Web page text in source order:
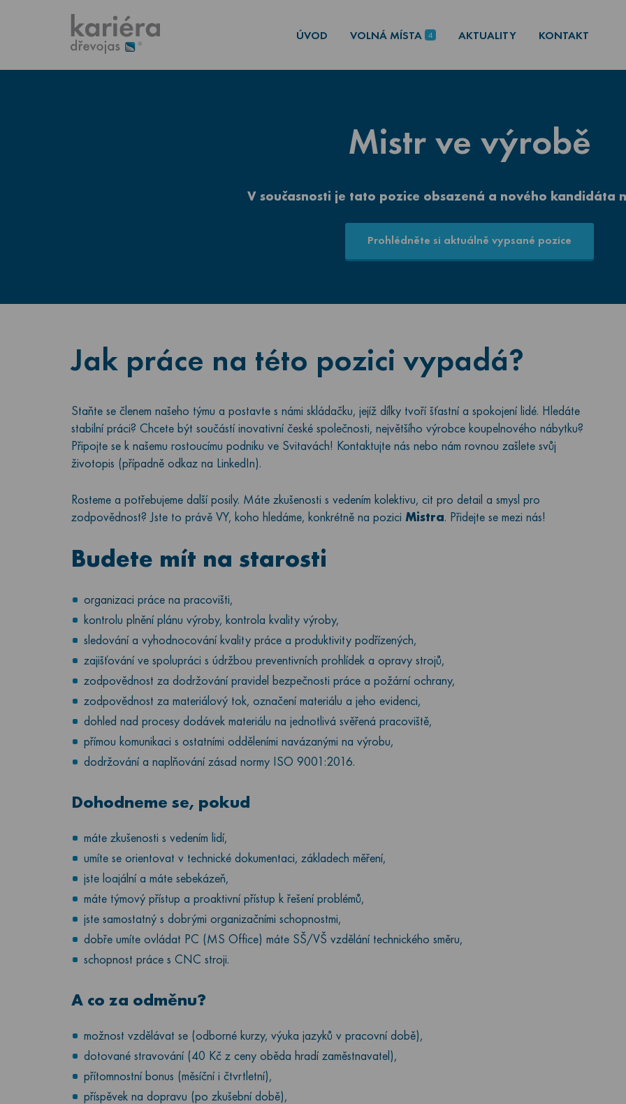
ÚVOD VOLNÁ MÍSTA 4 AKTUALITY KONTAKT
Mistr ve výrobě
V současnosti je tato pozice obsazená a nového kandidáta
Prohlédněte si aktuálně vypsané pozice
Jak práce na této pozici vypadá?
Staňte se členem našeho týmu a postavte s námi skládačku, jejíž dílky tvoří šťastní a spokojení lidé. Hledáte
stabilní práci? Chcete být součástí inovativní české společnosti, největšího výrobce koupelnového nábytku?
Připojte se k našemu rostoucímu podniku ve Svitavách! Kontaktujte nás nebo nám rovnou zašlete svůj
životopis (případně odkaz na LinkedIn).
Rosteme a potřebujeme další posily. Máte zkušenosti s vedením kolektivu, cit pro detail a smysl pro
zodpovědnost? Jste to právě VY, koho hledáme, konkrétně na pozici Mistra. Přidejte se mezi nás!
Budete mít na starosti
organizaci práce na pracovišti,
kontrolu plnění plánu výroby, kontrola kvality výroby,
sledování a vyhodnocování kvality práce a produktivity podřízených,
zajišťování ve spolupráci s údržbou preventivních prohlídek a opravy strojů,
zodpovědnost za dodržování pravidel bezpečnosti práce a požární ochrany,
zodpovědnost za materiálový tok, označení materiálu a jeho evidenci,
dohled nad procesy dodávek materiálu na jednotlivá svěřená pracoviště,
přímou komunikaci s ostatními odděleními navázanými na výrobu,
dodržování a naplňování zásad normy ISO 9001:2016.
Dohodneme se, pokud
máte zkušenosti s vedením lidí,
umíte se orientovat v technické dokumentaci, základech měření,
jste loajální a máte sebekázeň,
máte týmový přístup a proaktivní přístup k řešení problémů,
jste samostatný s dobrými organizačními schopnostmi,
dobře umíte ovládat PC (MS Office) máte SŠ/VŠ vzdělání technického směru,
schopnost práce s CNC stroji.
A co za odměnu?
možnost vzdělávat se (odborné kurzy, výuka jazyků v pracovní době),
dotované stravování (40 Kč z ceny oběda hradí zaměstnavatel),
přítomnostní bonus (měsíční i čtvrtletní),
příspěvek na dopravu (po zkušební době),